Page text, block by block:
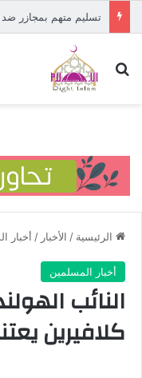
بحث عن
الرئيسية / الأخبار / أخبار
أخبار المسلمين
النائب
كلافيرين